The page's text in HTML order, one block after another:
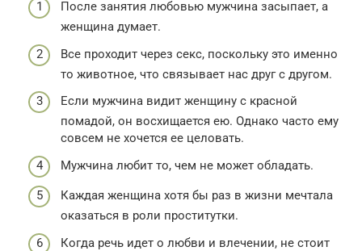
После занятия любовью мужчина засыпает, а
женщина думает.
Все проходит через секс, поскольку это именно
то животное, что связывает нас друг с другом.
Если мужчина видит женщину с красной
помадой, он восхищается ею. Однако часто ему
совсем не хочется ее целовать.
Мужчина любит то, чем не может обладать.
Каждая женщина хотя бы раз в жизни мечтала
оказаться в роли проститутки.
Когда речь идет о любви и влечении, не стоит